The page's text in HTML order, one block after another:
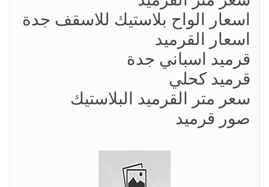
اسعار الواح بلاستيك للاسقف جدة
اسعار القرميد
قرميد اسباني جدة
قرميد كحلي
سعر متر القرميد البلاستيك
صور قرميد